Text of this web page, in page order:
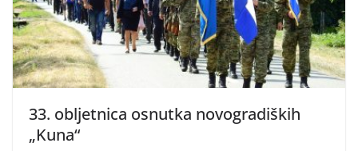
33. obljetnica osnutka novogradiških
„Kuna“